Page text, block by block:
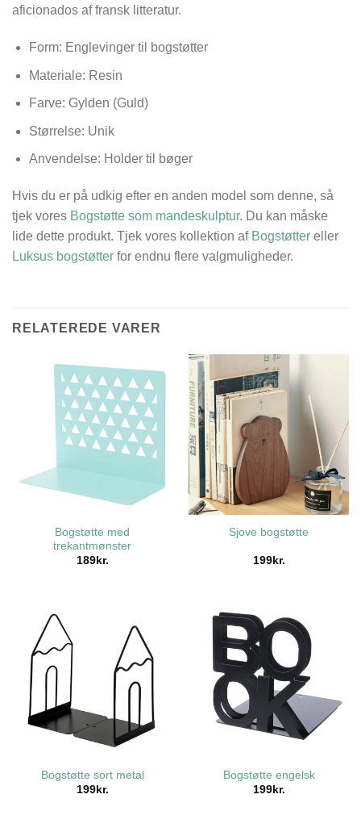
aficionados af fransk litteratur.
Form: Englevinger til bogstøtter
Materiale: Resin
Farve: Gylden (Guld)
Størrelse: Unik
Anvendelse: Holder til bøger
Hvis du er på udkig efter en anden model som denne, så
tjek vores Bogstøtte som mandeskulptur. Du kan måske
lide dette produkt. Tjek vores kollektion af Bogstøtter eller
Luksus bogstøtter for endnu flere valgmuligheder.
RELATEREDE VARER
Bogstøtte med
trekantmønster
189kr.
Sjove bogstøtte
199kr.
Bogstøtte sort metal
199kr.
Bogstøtte engelsk
199kr.